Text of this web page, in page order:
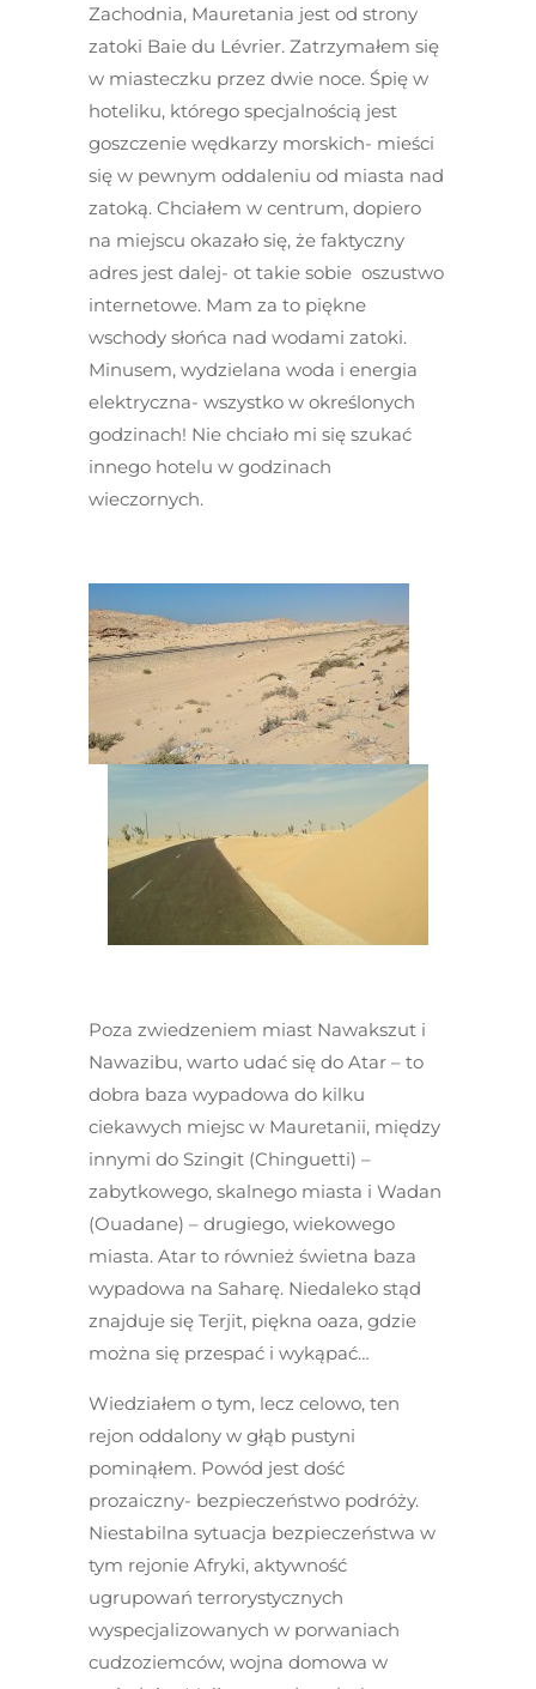
Zachodnia, Mauretania jest od strony
zatoki Baie du Lévrier. Zatrzymałem się
w miasteczku przez dwie noce. Śpię w
hoteliku, którego specjalnością jest
goszczenie wędkarzy morskich- mieści
się w pewnym oddaleniu od miasta nad
zatoką. Chciałem w centrum, dopiero
na miejscu okazało się, że faktyczny
adres jest dalej- ot takie sobie oszustwo
internetowe. Mam za to piękne
wschody słońca nad wodami zatoki.
Minusem, wydzielana woda i energia
elektryczna- wszystko w określonych
godzinach! Nie chciało mi się szukać
innego hotelu w godzinach
wieczornych.
Poza zwiedzeniem miast Nawakszut i
Nawazibu, warto udać się do Atar – to
dobra baza wypadowa do kilku
ciekawych miejsc w Mauretanii, między
innymi do Szingit (Chinguetti) –
zabytkowego, skalnego miasta i Wadan
(Ouadane) – drugiego, wiekowego
miasta. Atar to również świetna baza
wypadowa na Saharę. Niedaleko stąd
znajduje się Terjit, piękna oaza, gdzie
można się przespać i wykąpać…
Wiedziałem o tym, lecz celowo, ten
rejon oddalony w głąb pustyni
pominąłem. Powód jest dość
prozaiczny- bezpieczeństwo podróży.
Niestabilna sytuacja bezpieczeństwa w
tym rejonie Afryki, aktywność
ugrupowań terrorystycznych
wyspecjalizowanych w porwaniach
cudzoziemców, wojna domowa w